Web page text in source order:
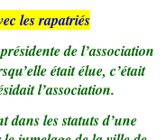
les rapatriés
de l’association
était élue, c’était
l’association.
dans les statuts d’une